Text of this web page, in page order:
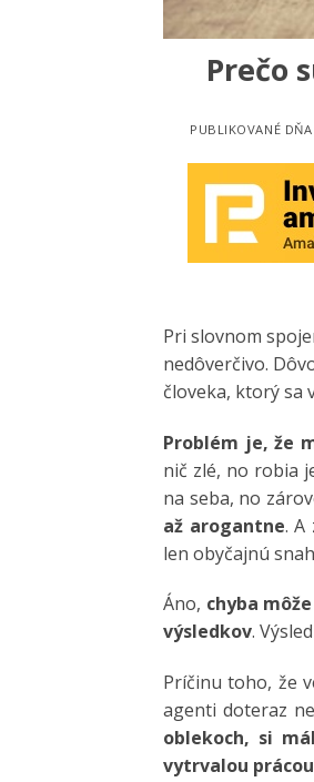
Prečo
PUBLIKOVANÉ DŇA
Pri slovnom
nedôverčivo.
človeka, ktorý sa
Problém je, že
nič zlé, no robia
na seba, no
až arogantne. A
len obyčajnú
Áno, chyba
výsledkov.
Príčinu toho, že
agenti doteraz
oblekoch, si
vytrvalou prácou